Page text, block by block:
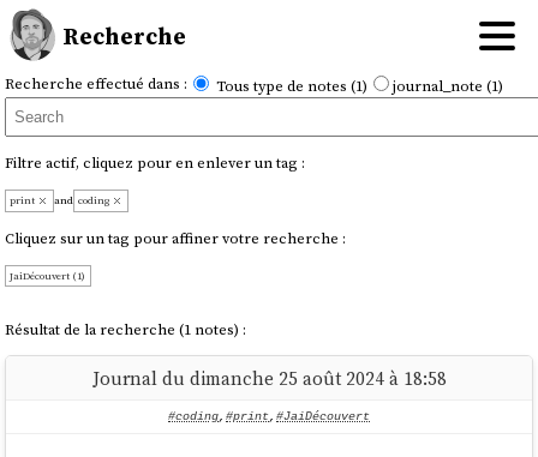
Recherche
Recherche effectué dans : Tous type de notes (1) journal_note (1)
Filtre actif, cliquez pour en enlever un tag :
print and coding
Cliquez sur un tag pour affiner votre recherche :
JaiDécouvert (1)
Résultat de la recherche (1 notes) :
Journal du dimanche 25 août 2024 à 18:58
#coding, #print, #JaiDécouvert